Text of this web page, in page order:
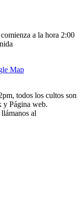
a la hora 2:00
Map
todos los cultos son
y Página web.
al